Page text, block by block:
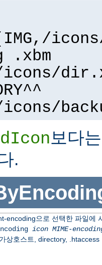
icons/
보다
.
encoding으로 선택한 파일에
icon MIME-
상호스트, directory, .htaccess